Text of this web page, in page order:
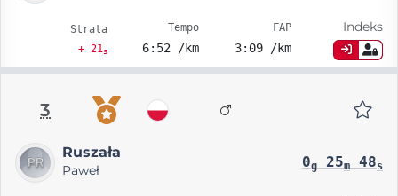
Strata
+ 21s
Tempo
6:52 /km
FAP
3:09 /km
Indeks
3
Ruszała
Paweł 0g25m48s